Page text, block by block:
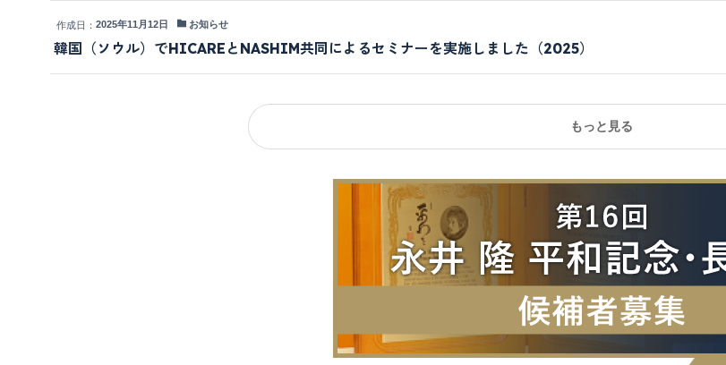
2025年11月12日 お知らせ
韓国（ソウル）でHICAREとNASHIM共同によるセミナーを実施しました（2025）
もっと見る